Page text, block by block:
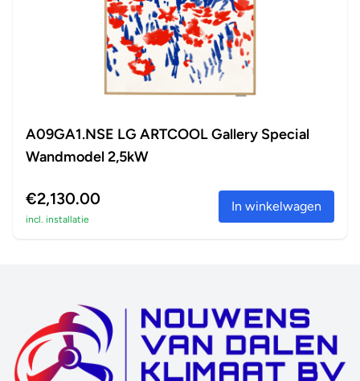
A09GA1.NSE LG ARTCOOL Gallery Special
Wandmodel 2,5kW
€2,130.00
incl. installatie
In winkelwagen